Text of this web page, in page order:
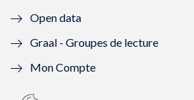
Open data
Graal - Groupes de lecture
Mon Compte